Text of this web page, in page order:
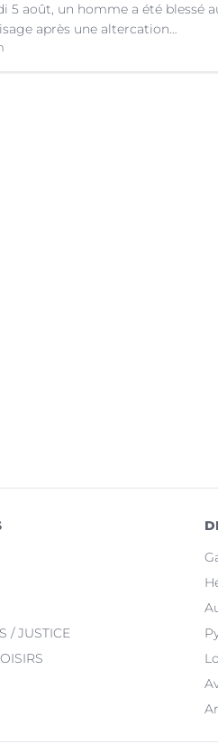
5 août, un homme a été blessé
après une altercation
un téléphone portable à
/ JUSTICE